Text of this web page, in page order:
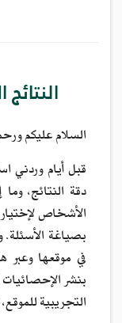
السلام عليكم
قبل أيام وردني
دقة النتائج،
الأشخاص
بصياغة
في موقعها
بنشر
التجريبية للموقع،